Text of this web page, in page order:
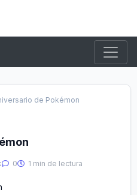
de Pokémon
0 1 min de lectura